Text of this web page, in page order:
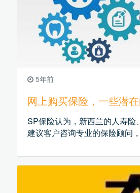
5年前
网上购买保险，一些潜
SP保险认为，新西兰的人寿
建议客户咨询专业的保险顾问